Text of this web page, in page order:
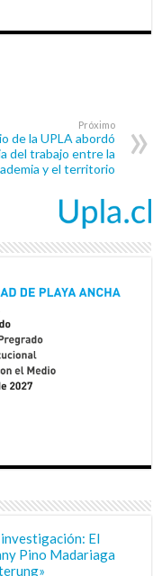
Próximo
de la UPLA abordó
del trabajo entre la
y el territorio
El
Pino Madariaga